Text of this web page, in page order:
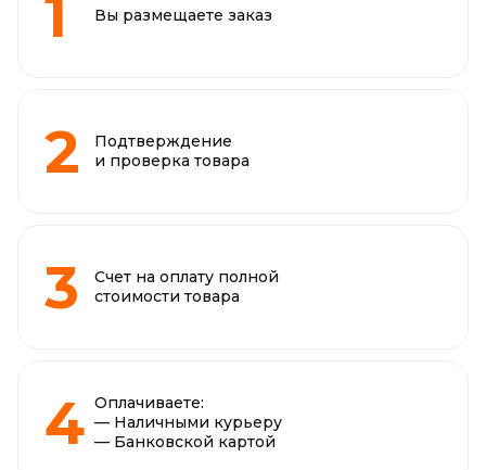
Вы размещаете заказ
Подтверждение
и проверка товара
Счет на оплату полной
стоимости товара
Оплачиваете:
— Наличными курьеру
— Банковской картой